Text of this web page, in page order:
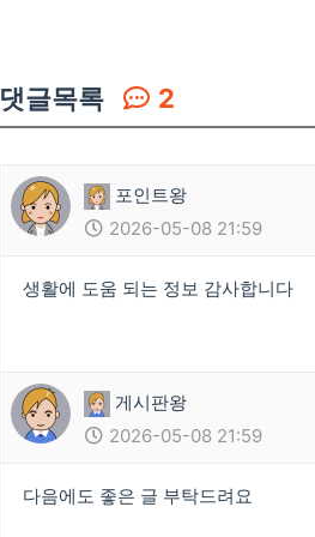
댓글목록 2
포인트왕
2026-05-08 21:59
생활에 도움 되는 정보 감사합니다
게시판왕
2026-05-08 21:59
다음에도 좋은 글 부탁드려요